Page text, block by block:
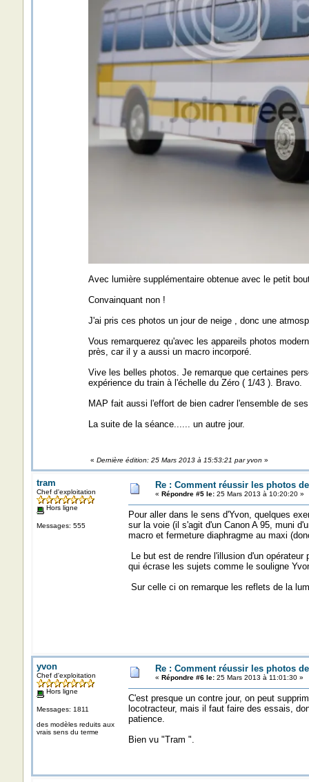
Avec lumière supplémentaire obtenue avec le petit
Convainquant non !
J'ai pris ces photos un jour de neige , donc une
Vous remarquerez qu'avec les appareils photos
près, car il y a aussi un macro incorporé.
Vive les belles photos. Je remarque que certaines
expérience du train à l'échelle du Zéro ( 1/43 ). Bravo.
MAP fait aussi l'effort de bien cadrer l'ensemble de
La suite de la séance...... un autre jour.
« Dernière édition: 25 Mars 2013 à 15:53:21 par yvon »
tram
Chef d'exploitation
Hors ligne
Messages: 555
Re : Comment réussir les photos
« Répondre #5 le:25 Mars 2013 à 10:20:20 »
Pour aller dans le sens d'Yvon, quelques
sur la voie (il s'agit d'un Canon A 95, muni
macro et fermeture diaphragme au maxi
Le but est de rendre l'illusion d'un
qui écrase les sujets comme le souligne
Sur celle ci on remarque les reflets de la
yvon
Chef d'exploitation
Hors ligne
Messages: 1811
des modèles reduits aux
vrais sens du terme
Re : Comment réussir les photos
« Répondre #6 le:25 Mars 2013 à 11:01:30 »
C'est presque un contre jour, on peut
locotracteur, mais il faut faire des essais,
patience.
Bien vu "Tram ".